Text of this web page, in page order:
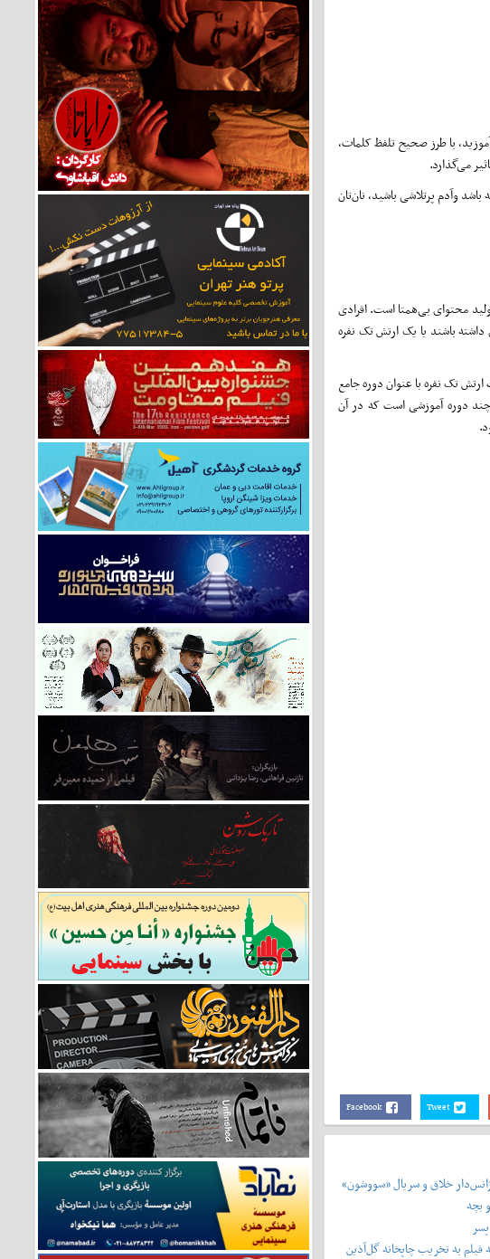
با طرز صحیح تلفظ کلمات،
می‌گذارد.
وآدم پرتلاشی باشید، نان‌تان
محتوای بی‌همتا است. افرادی
باشند یا یک ارتش تک نفره
ارتش تک نفره با عنوان دوره جامع
چند دوره آموزشی است که در آن
Facebook Tweet
خلاق و سریال «سووشون»
بچه
فیلم به تخریب چاپخانه گل‌آذین